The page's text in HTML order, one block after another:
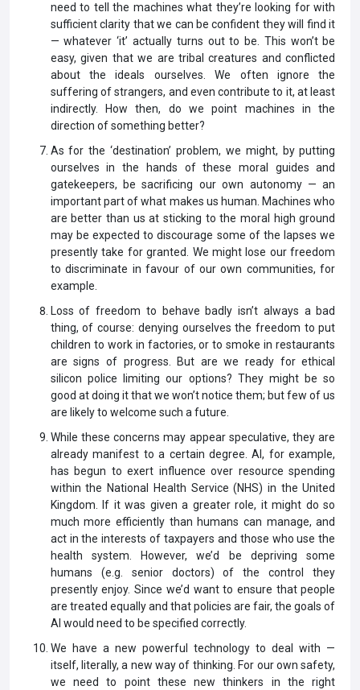
need to tell the machines what they’re looking for with
sufficient clarity that we can be confident they will find it
— whatever ‘it’ actually turns out to be. This won’t be
easy, given that we are tribal creatures and conflicted
about the ideals ourselves. We often ignore the
suffering of strangers, and even contribute to it, at least
indirectly. How then, do we point machines in the
direction of something better?
As for the ‘destination’ problem, we might, by putting
ourselves in the hands of these moral guides and
gatekeepers, be sacrificing our own autonomy — an
important part of what makes us human. Machines who
are better than us at sticking to the moral high ground
may be expected to discourage some of the lapses we
presently take for granted. We might lose our freedom
to discriminate in favour of our own communities, for
example.
Loss of freedom to behave badly isn’t always a bad
thing, of course: denying ourselves the freedom to put
children to work in factories, or to smoke in restaurants
are signs of progress. But are we ready for ethical
silicon police limiting our options? They might be so
good at doing it that we won’t notice them; but few of us
are likely to welcome such a future.
While these concerns may appear speculative, they are
already manifest to a certain degree. AI, for example,
has begun to exert influence over resource spending
within the National Health Service (NHS) in the United
Kingdom. If it was given a greater role, it might do so
much more efficiently than humans can manage, and
act in the interests of taxpayers and those who use the
health system. However, we’d be
depriving some
humans (e.g. senior doctors) of the control they
presently enjoy. Since we’d want to ensure that people
are treated equally and that policies are fair, the goals of
AI would need to be specified correctly.
We have a new powerful technology to deal with —
itself, literally, a new way of thinking. For our own safety,
we need to point these new thinkers in the right